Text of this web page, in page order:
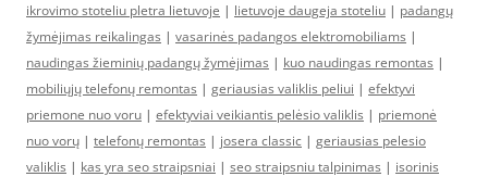
ikrovimo stoteliu pletra lietuvoje | lietuvoje daugeja stoteliu | padangų
žymėjimas reikalingas | vasarinės padangos elektromobiliams |
naudingas žieminių padangų žymėjimas | kuo naudingas remontas |
mobiliųjų telefonų remontas | geriausias valiklis peliui | efektyvi
priemone nuo voru | efektyviai veikiantis pelėsio valiklis | priemonė
nuo vorų | telefonų remontas | josera classic | geriausias pelesio
valiklis | kas yra seo straipsniai | seo straipsniu talpinimas | isorinis